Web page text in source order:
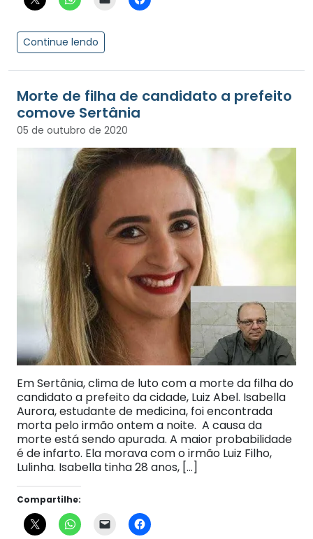
Continue lendo
Morte de filha de candidato a prefeito
comove Sertânia
05 de outubro de 2020
Em Sertânia, clima de luto com a morte da filha do
candidato a prefeito da cidade, Luiz Abel. Isabella
Aurora, estudante de medicina, foi encontrada
morta pelo irmão ontem a noite. A causa da
morte está sendo apurada. A maior probabilidade
é de infarto. Ela morava com o irmão Luiz Filho,
Lulinha. Isabella tinha 28 anos, […]
Compartilhe: